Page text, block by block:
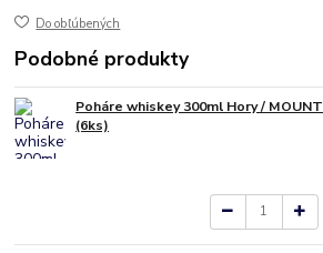
Do obľúbených
Podobné produkty
Poháre whiskey 300ml Hory / MOUNT
(6ks)